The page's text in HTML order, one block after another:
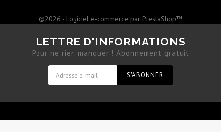
©2026 - Logiciel e-commerce par PrestaShop™
LETTRE D'INFORMATIONS
Pour ne rien manquer ! Abonnement gratuit
S'ABONNER